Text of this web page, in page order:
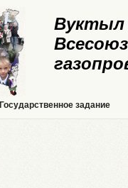
Вуктыл
Государственное задание